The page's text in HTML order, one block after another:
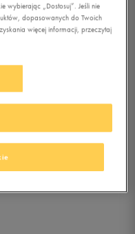
wybierając „Dostosuj”. Jeśli nie
dopasowanych do Twoich
więcej informacji, przeczytaj